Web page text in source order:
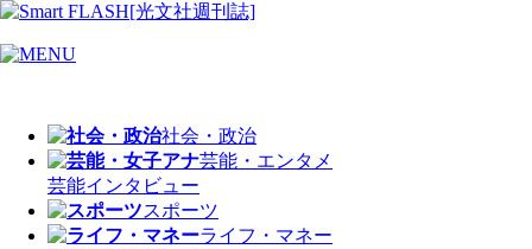
社会・政治
芸能・エンタメ
芸能インタビュー
スポーツ
ライフ・マネー